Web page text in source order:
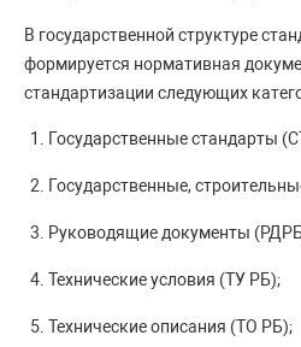
В государственной структуре
формируется нормативная
стандартизации следующих
Государственные стандарты
Государственные,
Руководящие документы
Технические условия (ТУ РБ);
Технические описания (ТО РБ);